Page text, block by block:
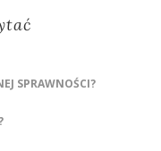
SPRAWNOŚCI?